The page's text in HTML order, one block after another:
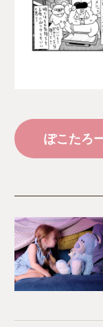
ぽこたろ